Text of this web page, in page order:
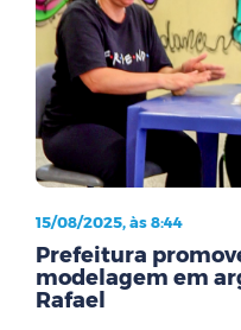
15/08/2025, às 8:44
Prefeitura
modelagem em
Rafael